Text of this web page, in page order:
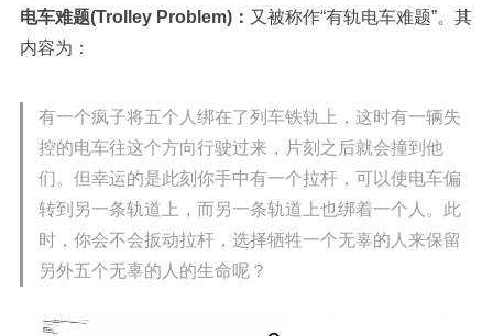
电车难题(Trolley Problem)： 又被称作“有轨电车难题”。其
内容为：
有一个疯子将五个人绑在了列车铁轨上，这时有一辆失
控的电车往这个方向行驶过来，片刻之后就会撞到他
们。但幸运的是此刻你手中有一个拉杆，可以使电车偏
转到另一条轨道上，而另一条轨道上也绑着一个人。此
时，你会不会扳动拉杆，选择牺牲一个无辜的人来保留
另外五个无辜的人的生命呢？